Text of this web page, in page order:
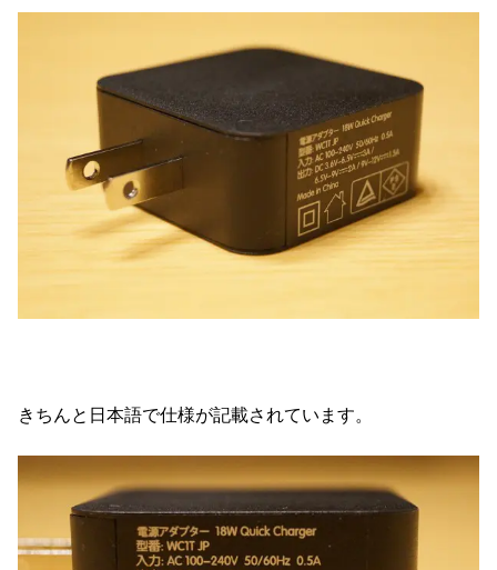
きちんと日本語で仕様が記載されています。